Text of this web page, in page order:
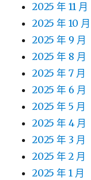
2025 年 11 月
2025 年 10 月
2025 年 9 月
2025 年 8 月
2025 年 7 月
2025 年 6 月
2025 年 5 月
2025 年 4 月
2025 年 3 月
2025 年 2 月
2025 年 1 月